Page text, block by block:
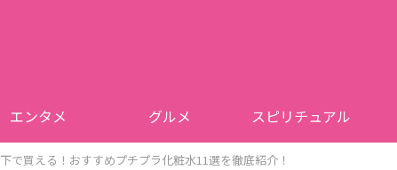
エンタメ グルメ スピリチュアル
で買える！おすすめプチプラ化粧水11選を徹底紹介！